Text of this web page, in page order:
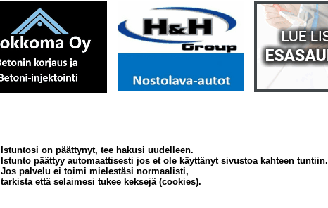
Istuntosi on päättynyt, tee hakusi uudelleen.
Istunto päättyy automaattisesti jos et ole käyttänyt sivustoa kahteen tuntiin.
Jos palvelu ei toimi mielestäsi normaalisti,
tarkista että selaimesi tukee keksejä (cookies).